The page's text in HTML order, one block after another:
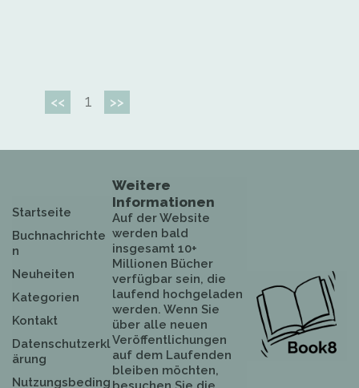
<< 1 >>
Startseite
Buchnachrichte
n
Neuheiten
Kategorien
Kontakt
Datenschutzerkl
ärung
Nutzungsbeding
Weitere
Informationen
Auf der Website
werden bald
insgesamt 10+
Millionen Bücher
verfügbar sein, die
laufend hochgeladen
werden. Wenn Sie
über alle neuen
Veröffentlichungen
auf dem Laufenden
bleiben möchten,